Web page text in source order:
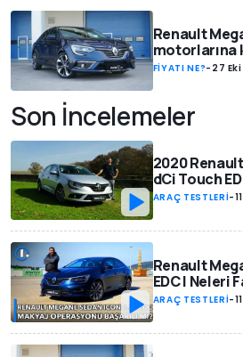
Renault
motorlarına
FİYATI NE?- 27
Son İncelemeler
2020
dCi Touch
ARAÇ TESTLERİ-
Renault
EDC | Neleri
ARAÇ TESTLERİ-